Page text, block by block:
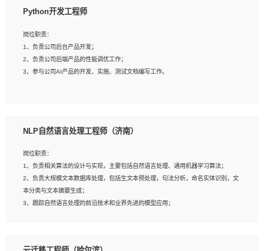
3、熟悉react/vue/angular任何一种前端框架，熟悉react优先；
5、善于沟通，具有团队意识；
Python开发工程师
岗位职责：
1、负责公司后台产品开发；
2、负责公司后端产品的性能调优工作；
3、参与公司AI产品的开发、实施、测试文档编写工作。
验的更佳；
3、熟悉数据库开发，熟悉Mysql、Oracle、MongoDb数据库应用开发其中一种；
4、熟悉Python Wed框架（Django/Flask...）代码能力优秀，熟悉编码规范和具备
良好的文档编写能力）；
5、沟通表达能力强，具备团队协作能力。
NLP自然语言处理工程师（济南）
岗位职责：
1、负责相关算法的设计与实现，主要包括自然语言处理、通用机器学习算法；
2、负责大规模文本数据库处理，包括生文本预处理，句法分析，命名实体识别，文
本分类与文本摘要生成；
3、跟踪自然语言处理的前沿技术和业界先进的模型应用；